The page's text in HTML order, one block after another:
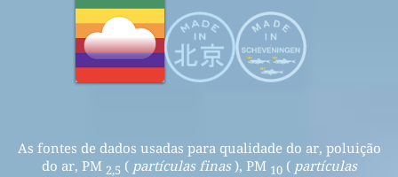
As fontes de dados usadas para qualidade do ar, poluição
do ar, PM 2,5 ( partículas finas), PM 10( partículas